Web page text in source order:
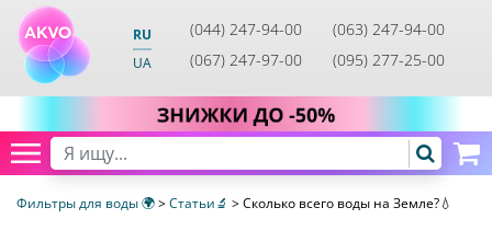
RU
UA
(044) 247-94-00
(063) 247-94-00
(067) 247-97-00
(095) 277-25-00
Фильтры для воды 🌍>Статьи🔬 >Сколько всего воды на Земле?💧